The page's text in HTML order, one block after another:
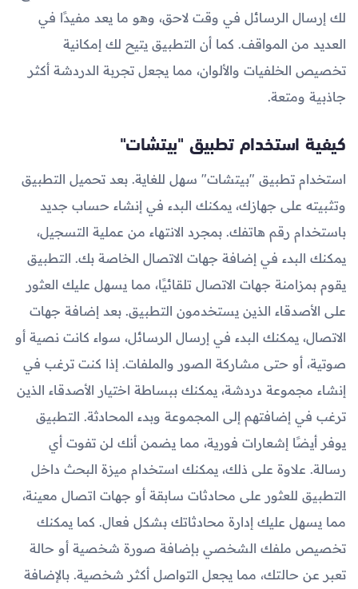
لك إرسال الرسائل في وقت لاحق، وهو ما يعد مفيدًا في
العديد من المواقف. كما أن التطبيق يتيح لك إمكانية
تخصيص الخلفيات والألوان، مما يجعل تجربة الدردشة أكثر
جاذبية ومتعة.
كيفية استخدام تطبيق "بيتشات"
استخدام تطبيق "بيتشات" سهل للغاية. بعد تحميل التطبيق
وتثبيته على جهازك، يمكنك البدء في إنشاء حساب جديد
باستخدام رقم هاتفك. بمجرد الانتهاء من عملية التسجيل،
يمكنك البدء في إضافة جهات الاتصال الخاصة بك. التطبيق
يقوم بمزامنة جهات الاتصال تلقائيًا، مما يسهل عليك العثور
على الأصدقاء الذين يستخدمون التطبيق. بعد إضافة جهات
الاتصال، يمكنك البدء في إرسال الرسائل، سواء كانت نصية أو
صوتية، أو حتى مشاركة الصور والملفات. إذا كنت ترغب في
إنشاء مجموعة دردشة، يمكنك ببساطة اختيار الأصدقاء الذين
ترغب في إضافتهم إلى المجموعة وبدء المحادثة. التطبيق
يوفر أيضًا إشعارات فورية، مما يضمن أنك لن تفوت أي
رسالة. علاوة على ذلك، يمكنك استخدام ميزة البحث داخل
التطبيق للعثور على محادثات سابقة أو جهات اتصال معينة،
مما يسهل عليك إدارة محادثاتك بشكل فعال. كما يمكنك
تخصيص ملفك الشخصي بإضافة صورة شخصية أو حالة
تعبر عن حالتك، مما يجعل التواصل أكثر شخصية. بالإضافة